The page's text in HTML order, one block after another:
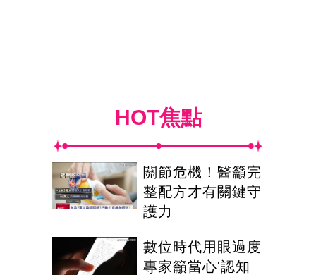
HOT焦點
關節危機！醫籲完
整配方才有關鍵守
護力
數位時代用眼過度
專家籲當心'認知